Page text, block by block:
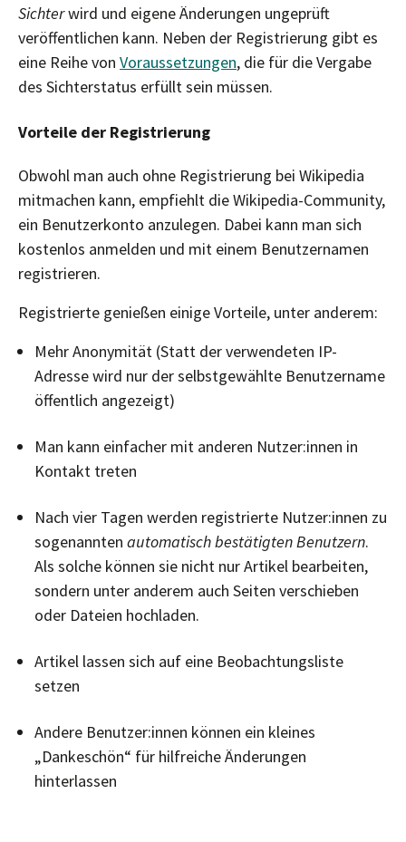
Sichterwird und eigene Änderungen ungeprüft
veröffentlichen kann. Neben der Registrierung gibt es
eine Reihe von Voraussetzungen, die für die Vergabe
des Sichterstatus erfüllt sein müssen.
Vorteile der Registrierung
Obwohl man auch ohne Registrierung bei Wikipedia
mitmachen kann, empfiehlt die Wikipedia-Community,
ein Benutzerkonto anzulegen. Dabei kann man sich
kostenlos anmelden und mit einem Benutzernamen
registrieren.
Registrierte genießen einige Vorteile, unter anderem:
Mehr Anonymität (Statt der verwendeten IP-
Adresse wird nur der selbstgewählte Benutzername
öffentlich angezeigt)
Man kann einfacher mit anderen Nutzer:innen in
Kontakt treten
Nach vier Tagen werden registrierte Nutzer:innen zu
sogenannten automatisch bestätigten Benutzern.
Als solche können sie nicht nur Artikel bearbeiten,
sondern unter anderem auch Seiten verschieben
oder Dateien hochladen.
Artikel lassen sich auf eine Beobachtungsliste
setzen
Andere Benutzer:innen können ein kleines
„Dankeschön“ für hilfreiche Änderungen
hinterlassen